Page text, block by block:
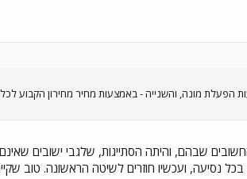
מונה, והשנייה - באמצעות מחיר מחירון הקבוע לכל
שבהם, והיתה הסתייגות, שלגבי ישובים שאינם
נסיעה, ועכשיו חוזרים לשיטה הראשונה. טוב